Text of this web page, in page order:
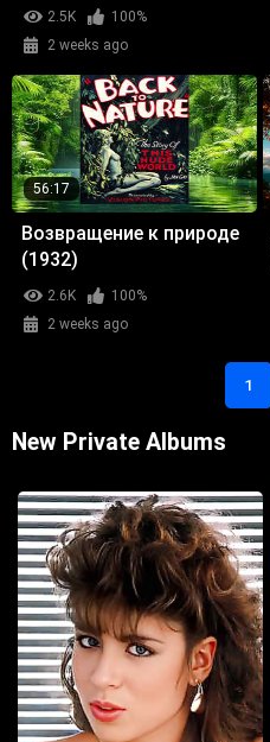
2.5K
100%
2 weeks ago
56:17
Возвращение к природе
(1932)
2.6K
100%
2 weeks ago
1
New Private Albums